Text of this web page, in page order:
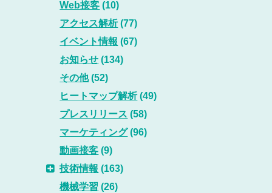
Web接客 (10)
アクセス解析(77)
イベント情報 (67)
お知らせ (134)
その他(52)
ヒートマップ解析(49)
プレスリリース (58)
マーケティング(96)
動画接客 (9)
技術情報 (163)
機械学習 (26)